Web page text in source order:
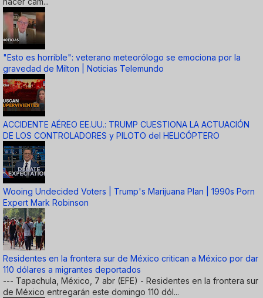
"Esto es horrible": veterano meteorólogo se emociona por la
gravedad de Milton | Noticias Telemundo
ACCIDENTE AÉREO EE.UU.: TRUMP CUESTIONA LA ACTUACIÓN
DE LOS CONTROLADORES y PILOTO del HELICÓPTERO
Wooing Undecided Voters | Trump's Marijuana Plan | 1990s Porn
Expert Mark Robinson
Residentes en la frontera sur de México critican a México por dar
110 dólares a migrantes deportados
--- Tapachula, México, 7 abr (EFE) - Residentes en la frontera sur
de México entregarán este domingo 110 dól...